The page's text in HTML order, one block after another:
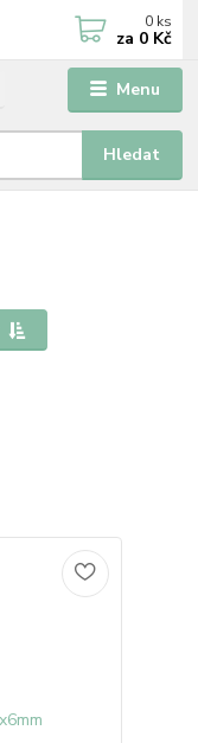
Menu
Hledat
0 ks
za 0 Kč